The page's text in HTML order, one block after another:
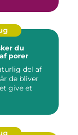
du
porer
del af
de bliver
give et